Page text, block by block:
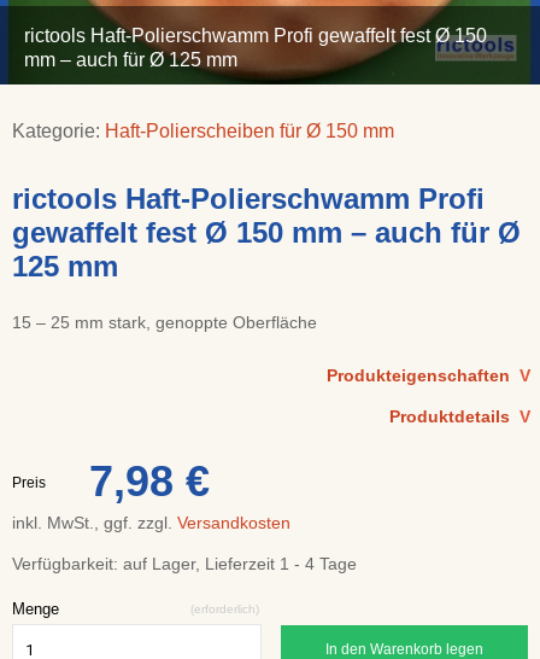
rictools Haft-Polierschwamm Profi gewaffelt fest Ø 150
mm – auch für Ø 125 mm
Kategorie: Haft-Polierscheiben für Ø 150 mm
rictools Haft-Polierschwamm Profi
gewaffelt fest Ø 150 mm – auch für Ø
125 mm
15 – 25 mm stark, genoppte Oberfläche
Produkteigenschaften V
Produktdetails V
Preis 7,98 €
inkl. MwSt., ggf. zzgl. Versandkosten
Verfügbarkeit: auf Lager, Lieferzeit 1 - 4 Tage
Menge (erforderlich)
In den Warenkorb legen